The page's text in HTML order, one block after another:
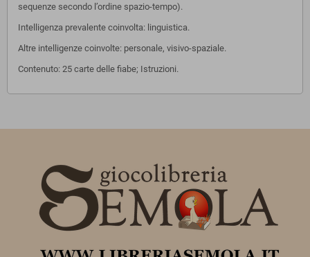
sequenze secondo l’ordine spazio-tempo).
Intelligenza prevalente coinvolta: linguistica.
Altre intelligenze coinvolte: personale, visivo-spaziale.
Contenuto: 25 carte delle fiabe; Istruzioni.